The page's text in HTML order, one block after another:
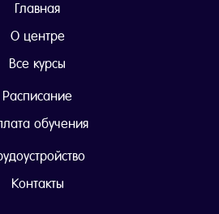
Главная
О центре
Все курсы
Расписание
обучения
Контакты